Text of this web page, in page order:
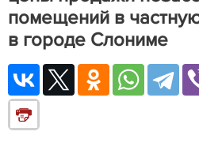
помещений в
в городе Слониме